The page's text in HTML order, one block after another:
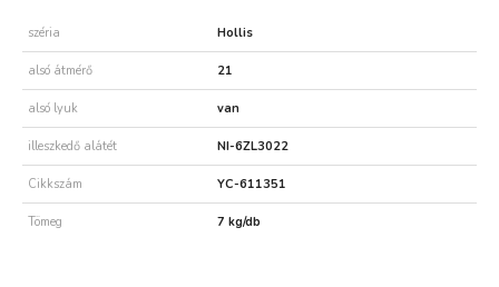
széria Hollis
alsó átmérő 21
alsó lyuk van
illeszkedő alátét NI-6ZL3022
Cikkszám YC-611351
Tömeg 7 kg/db